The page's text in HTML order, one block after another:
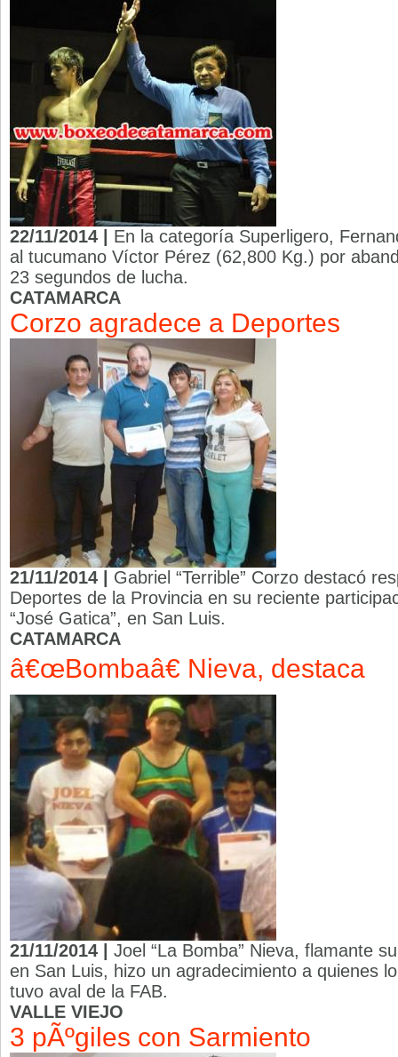
22/11/2014 | En la categoría Superligero,
al tucumano Víctor Pérez (62,800 Kg.) por
23 segundos de lucha.
CATAMARCA
Corzo agradece a Deportes
21/11/2014 | Gabriel “Terrible” Corzo destacó
Deportes de la Provincia en su reciente
“José Gatica”, en San Luis.
CATAMARCA
â€œBombaâ€ Nieva, destaca
21/11/2014 | Joel “La Bomba” Nieva, flamante
en San Luis, hizo un agradecimiento a quienes
tuvo aval de la FAB.
VALLE VIEJO
3 pÃºgiles con Sarmiento